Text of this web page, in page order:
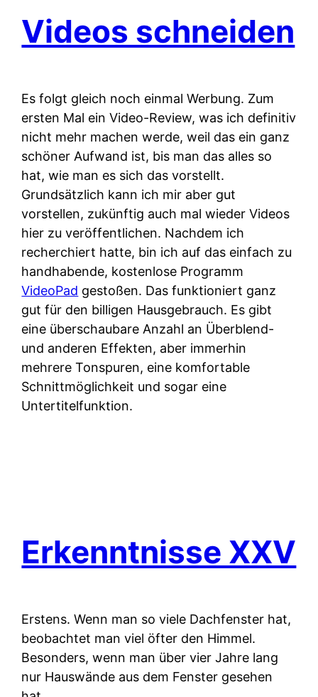
Videos schneiden
Es folgt gleich noch einmal Werbung. Zum
ersten Mal ein Video-Review, was ich definitiv
nicht mehr machen werde, weil das ein ganz
schöner Aufwand ist, bis man das alles so
hat, wie man es sich das vorstellt.
Grundsätzlich kann ich mir aber gut
vorstellen, zukünftig auch mal wieder Videos
hier zu veröffentlichen. Nachdem ich
recherchiert hatte, bin ich auf das einfach zu
handhabende, kostenlose Programm
VideoPad gestoßen. Das funktioniert ganz
gut für den billigen Hausgebrauch. Es gibt
eine überschaubare Anzahl an Überblend-
und anderen Effekten, aber immerhin
mehrere Tonspuren, eine komfortable
Schnittmöglichkeit und sogar eine
Untertitelfunktion.
Erkenntnisse XXV
Erstens. Wenn man so viele Dachfenster hat,
beobachtet man viel öfter den Himmel.
Besonders, wenn man über vier Jahre lang
nur Hauswände aus dem Fenster gesehen